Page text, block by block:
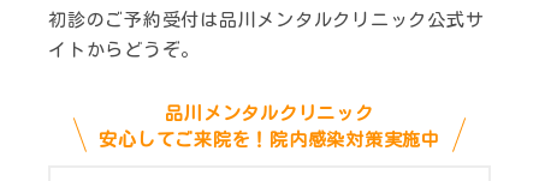
初診のご予約受付は品川メンタルクリニック公式サ
イトからどうぞ。
品川メンタルクリニック
安心してご来院を！院内感染対策実施中